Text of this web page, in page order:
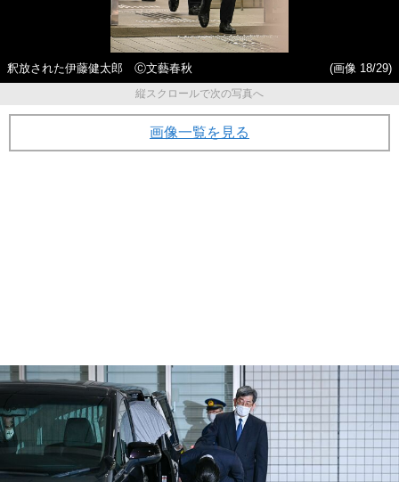
釈放された伊藤健太郎 Ⓒ文藝春秋
(画像 18/29)
縦スクロールで次の写真へ
画像一覧を見る